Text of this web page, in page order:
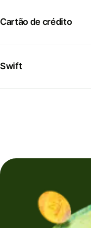
Cartão de crédito
Swift